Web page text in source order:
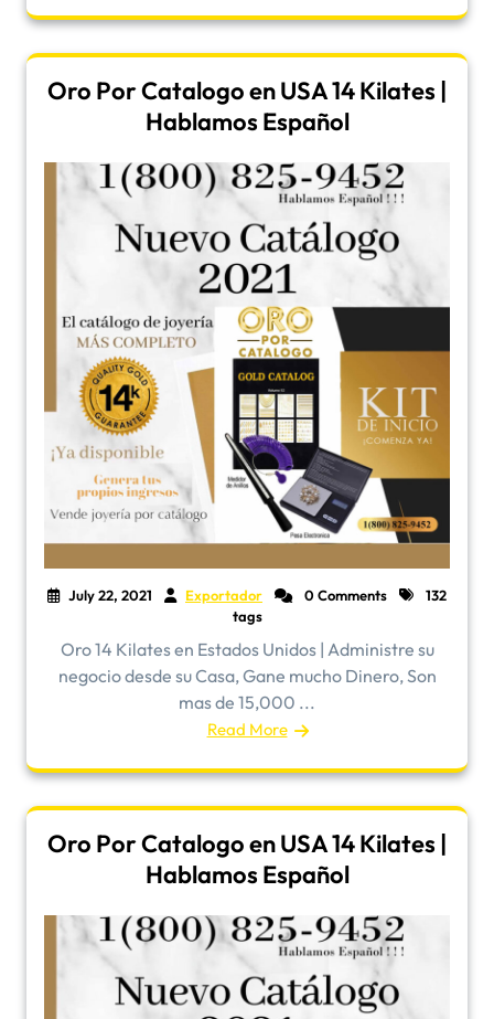
Oro Por Catalogo en USA 14 Kilates |
Hablamos Español
July 22, 2021 Exportador 0 Comments
132
tags
Oro 14 Kilates en Estados Unidos | Administre su
negocio desde su Casa, Gane mucho Dinero, Son
mas de 15,000 ...
Read More
Oro Por Catalogo en USA 14 Kilates |
Hablamos Español